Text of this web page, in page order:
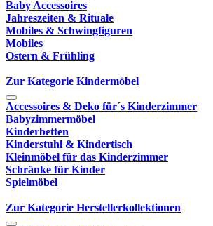
Baby Accessoires
Jahreszeiten & Rituale
Mobiles & Schwingfiguren
Mobiles
Ostern & Frühling
Zur Kategorie Kindermöbel
Accessoires & Deko für´s Kinderzimmer
Babyzimmermöbel
Kinderbetten
Kinderstuhl & Kindertisch
Kleinmöbel für das Kinderzimmer
Schränke für Kinder
Spielmöbel
Zur Kategorie Herstellerkollektionen